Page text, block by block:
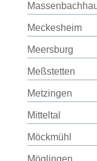
Meckesheim
Meersburg
Meßstetten
Metzingen
Mitteltal
Möckmühl
Möglingen